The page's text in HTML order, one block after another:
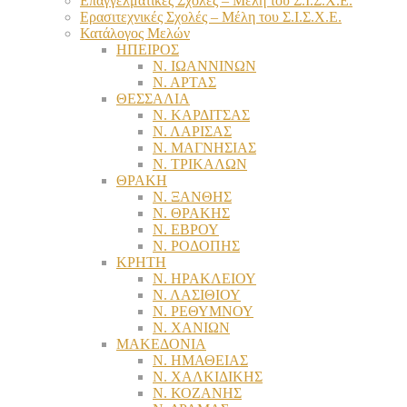
Ερασιτεχνικές Σχολές – Μέλη του Σ.Ι.Σ.Χ.Ε.
Κατάλογος Μελών
ΗΠΕΙΡΟΣ
Ν. ΙΩΑΝΝΙΝΩΝ
Ν. ΑΡΤΑΣ
ΘΕΣΣΑΛΙΑ
Ν. ΚΑΡΔΙΤΣΑΣ
Ν. ΛΑΡΙΣΑΣ
Ν. ΜΑΓΝΗΣΙΑΣ
Ν. ΤΡΙΚΑΛΩΝ
ΘΡΑΚΗ
Ν. ΞΑΝΘΗΣ
Ν. ΘΡΑΚΗΣ
Ν. ΕΒΡΟΥ
Ν. ΡΟΔΟΠΗΣ
ΚΡΗΤΗ
Ν. ΗΡΑΚΛΕΙΟΥ
Ν. ΛΑΣΙΘΙΟΥ
Ν. ΡΕΘΥΜΝΟΥ
Ν. ΧΑΝΙΩΝ
ΜΑΚΕΔΟΝΙΑ
Ν. ΗΜΑΘΕΙΑΣ
Ν. ΧΑΛΚΙΔΙΚΗΣ
Ν. ΚΟΖΑΝΗΣ